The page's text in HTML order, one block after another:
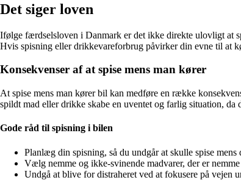
Det siger loven
Ifølge færdselsloven i Danmark er det ikke direkte ulovligt at
Hvis spisning eller drikkevareforbrug påvirker din evne til at
Konsekvenser af at spise mens man kører
At spise mens man kører bil kan medføre en række
spildt mad eller drikke skabe en uventet og farlig situation, da
Gode råd til spisning i bilen
Planlæg din spisning, så du undgår at skulle spise mens
Vælg nemme og ikke-svinende madvarer, der er nemme
Undgå at blive for distraheret ved at fokusere på vejen